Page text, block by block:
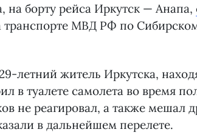
на борту рейса Иркутск — Анапа,
транспорте МВД РФ по
летний житель Иркутска,
в туалете самолета во время
не реагировал, а также мешал
в дальнейшем перелете.